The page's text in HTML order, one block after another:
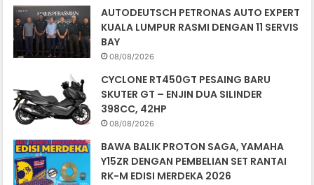
AUTODEUTSCH PETRONAS AUTO EXPERT
KUALA LUMPUR RASMI DENGAN 11 SERVIS
BAY
08/08/2026
CYCLONE RT450GT PESAING BARU
SKUTER GT – ENJIN DUA SILINDER
398CC, 42HP
08/08/2026
BAWA BALIK PROTON SAGA, YAMAHA
Y15ZR DENGAN PEMBELIAN SET RANTAI
RK-M EDISI MERDEKA 2026